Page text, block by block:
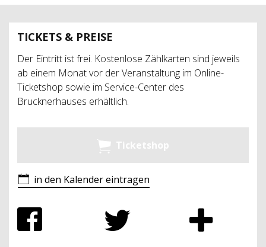
TICKETS & PREISE
Der Eintritt ist frei. Kostenlose Zählkarten sind jeweils
ab einem Monat vor der Veranstaltung im Online-
Ticketshop sowie im Service-Center des
Brucknerhauses erhältlich.
Ticketshop
in den Kalender eintragen